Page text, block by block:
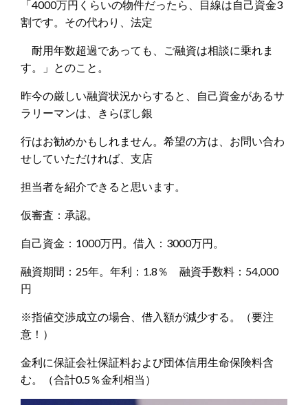
「4000万円くらいの物件だったら、目線は自己資金3
割です。その代わり、法定
耐用年数超過であっても、ご融資は相談に乗れま
す。」とのこと。
昨今の厳しい融資状況からすると、自己資金があるサ
ラリーマンは、きらぼし銀
行はお勧めかもしれません。希望の方は、お問い合わ
せしていただければ、支店
担当者を紹介できると思います。
仮審査：承認。
自己資金：1000万円。借入：3000万円。
融資期間：25年。年利：1.8％ 融資手数料：54,000
円
※指値交渉成立の場合、借入額が減少する。（要注
意！）
金利に保証会社保証料および団体信用生命保険料含
む。（合計0.5％金利相当）